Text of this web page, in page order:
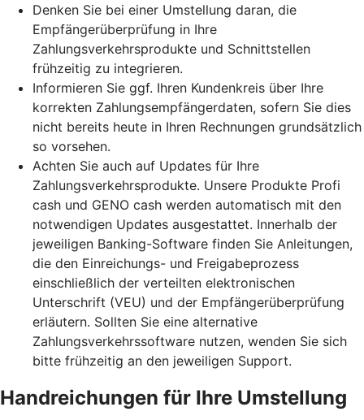
Denken Sie bei einer Umstellung daran, die
Empfängerüberprüfung in Ihre
Zahlungsverkehrsprodukte und Schnittstellen
frühzeitig zu integrieren.
Informieren Sie ggf. Ihren Kundenkreis über Ihre
korrekten Zahlungsempfängerdaten, sofern Sie dies
nicht bereits heute in Ihren Rechnungen grundsätzlich
so vorsehen.
Achten Sie auch auf Updates für Ihre
Zahlungsverkehrsprodukte. Unsere Produkte Profi
cash und GENO cash werden automatisch mit den
notwendigen Updates ausgestattet. Innerhalb der
jeweiligen Banking-Software finden Sie Anleitungen,
die den Einreichungs- und Freigabeprozess
einschließlich der verteilten elektronischen
Unterschrift (VEU) und der Empfängerüberprüfung
erläutern. Sollten Sie eine alternative
Zahlungsverkehrssoftware nutzen, wenden Sie sich
bitte frühzeitig an den jeweiligen Support.
Handreichungen für Ihre Umstellung